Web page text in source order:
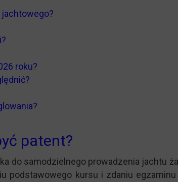
roku?
patent?
do samodzielnego prowadzenia jachtu
podstawowego kursu i zdaniu